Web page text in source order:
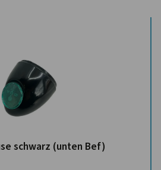
schwarz (unten Bef)